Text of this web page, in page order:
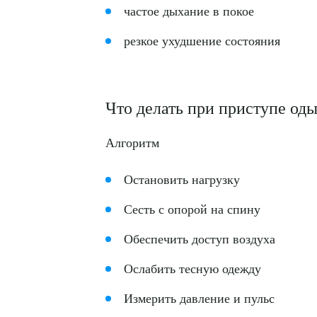
частое дыхание в покое
резкое ухудшение состояния
Что делать при приступе
Алгоритм
Остановить нагрузку
Сесть с опорой на спину
Обеспечить доступ воздуха
Ослабить тесную одежду
Измерить давление и пульс